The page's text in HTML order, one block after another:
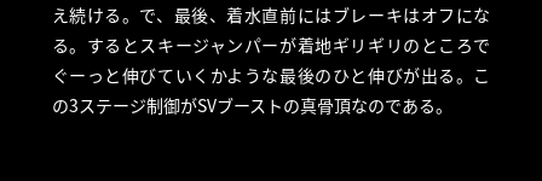
え続ける。で、最後、着水直前にはブレーキはオフにな
る。するとスキージャンパーが着地ギリギリのところで
ぐーっと伸びていくかような最後のひと伸びが出る。こ
の3ステージ制御がSVブーストの真骨頂なのである。